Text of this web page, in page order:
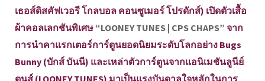
เธอส์ดิสคัฟเวอรี โกลบอล คอนซูเมอร์ โปรดักส์) เปิดตัวเสื้อ
ผ้าคอลเลกชันพิเศษ “LOONEY TUNES | CPS CHAPS” จาก
การนำคาแรกเตอร์การ์ตูนยอดนิยมระดับโลกอย่าง Bugs
Bunny (บักส์ บันนี) และเหล่าตัวการ์ตูนจากแอนิเมชันลูนีย์
ตูนส์ (LOONEY TUNES) มาเป็นแรงบันดาลใจหลักในการ